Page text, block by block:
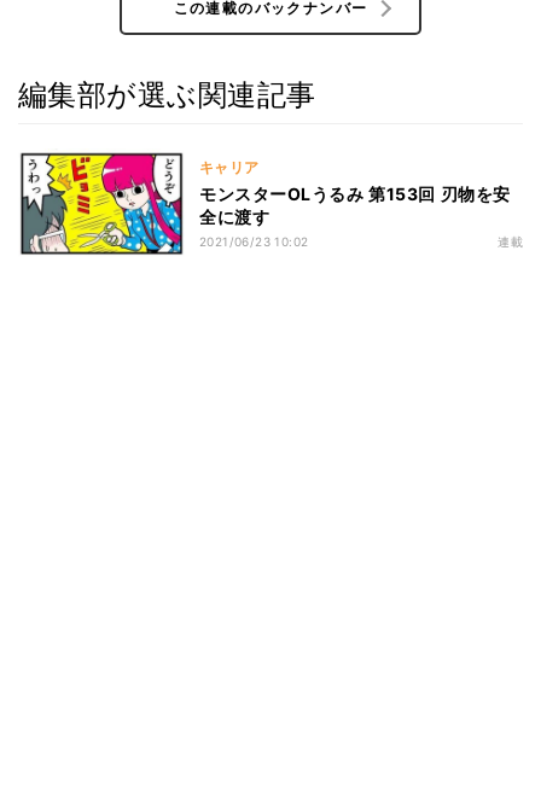
この連載のバックナンバー
編集部が選ぶ関連記事
キャリア
モンスターOLうるみ 第153回 刃物を安
全に渡す
2021/06/23 10:02 連載